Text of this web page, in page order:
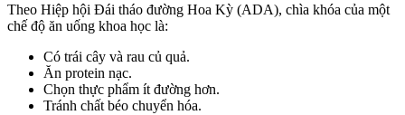
Theo Hiệp hội Đái tháo đường Hoa Kỳ (ADA), chìa khóa của một
chế độ ăn uống khoa học là:
Có trái cây và rau củ quả.
Ăn protein nạc.
Chọn thực phẩm ít đường hơn.
Tránh chất béo chuyển hóa.